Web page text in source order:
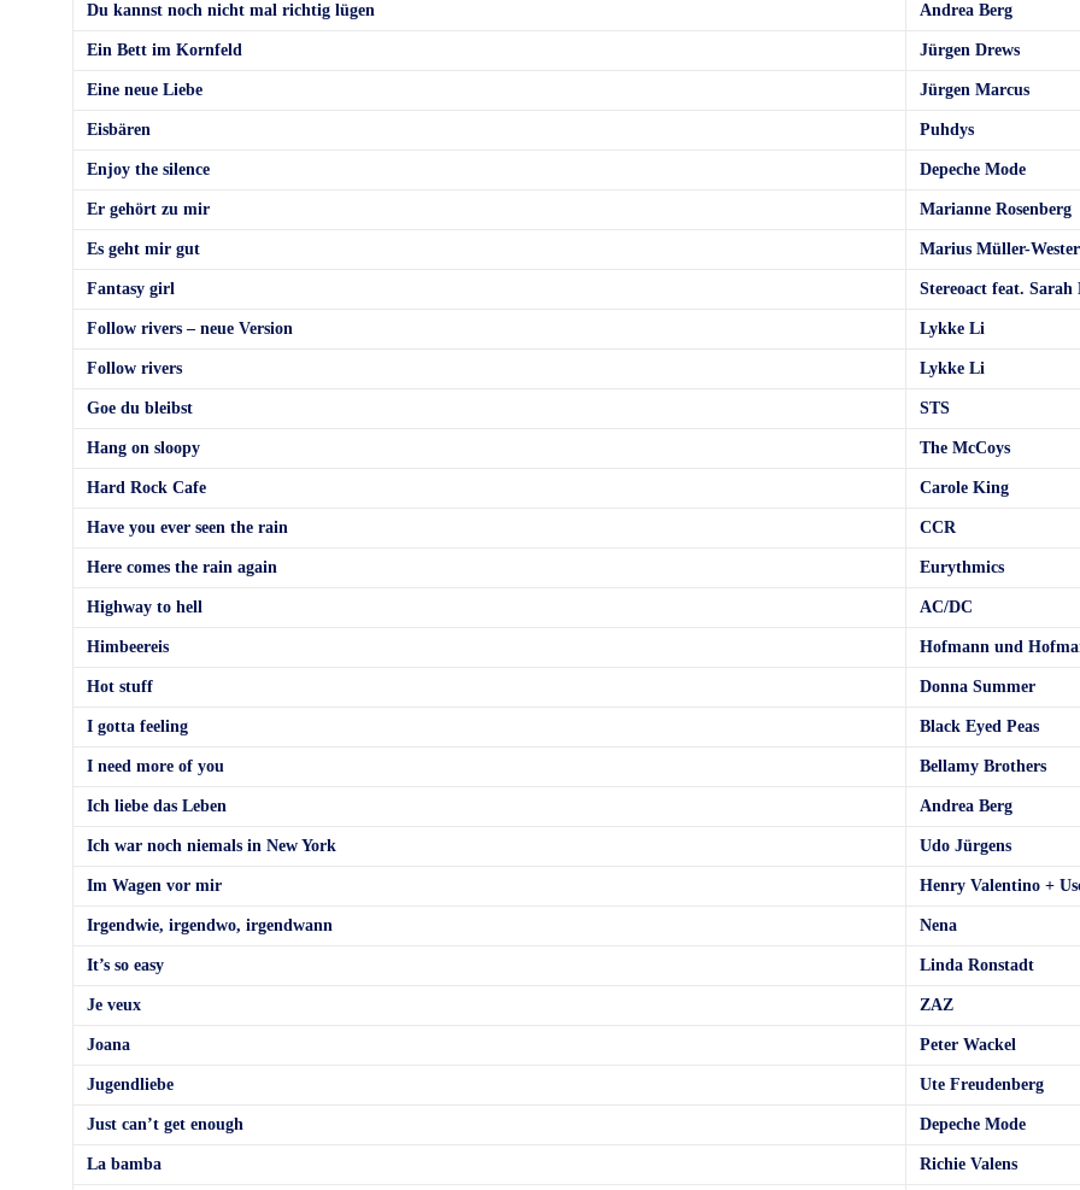
Du kannst noch nicht mal richtig lügen Andrea Berg
Ein Bett im Kornfeld Jürgen Drews
Eine neue Liebe Jürgen Marcus
Eisbären Puhdys
Enjoy the silence Depeche Mode
Er gehört zu mir Marianne Rosenberg
Es geht mir gut Marius Müller-
Fantasy girl Stereoact feat. Sarah
Follow rivers – neue Version Lykke Li
Follow rivers Lykke Li
Goe du bleibst STS
Hang on sloopy The McCoys
Hard Rock Cafe Carole King
Have you ever seen the rain CCR
Here comes the rain again Eurythmics
Highway to hell AC/DC
Himbeereis Hofmann und
Hot stuff Donna Summer
I gotta feeling Black Eyed Peas
I need more of you Bellamy Brothers
Ich liebe das Leben Andrea Berg
Ich war noch niemals in New York Udo Jürgens
Im Wagen vor mir Henry Valentino +
Irgendwie, irgendwo, irgendwann Nena
It’s so easy Linda Ronstadt
Je veux ZAZ
Joana Peter Wackel
Jugendliebe Ute Freudenberg
Just can’t get enough Depeche Mode
La bamba Richie Valens